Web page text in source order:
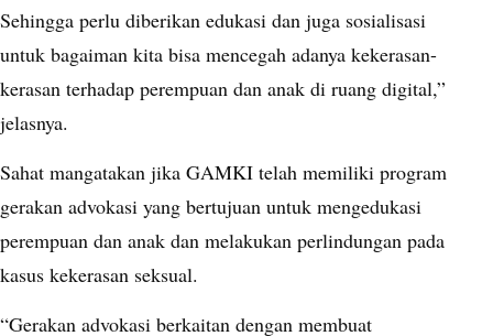
Sehingga perlu diberikan edukasi dan juga sosialisasi
untuk bagaiman kita bisa mencegah adanya kekerasan-
kerasan terhadap perempuan dan anak di ruang digital,”
jelasnya.
Sahat mangatakan jika GAMKI telah memiliki program
gerakan advokasi yang bertujuan untuk mengedukasi
perempuan dan anak dan melakukan perlindungan pada
kasus kekerasan seksual.
“Gerakan advokasi berkaitan dengan membuat